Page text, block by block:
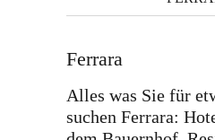
Ferrara
Alles was Sie für
suchen Ferrara: